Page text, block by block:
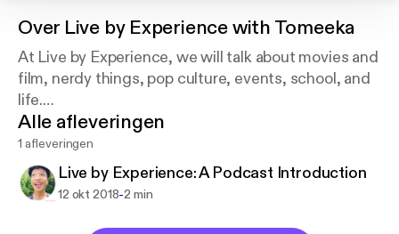
Over Live by Experience with Tomeeka
At Live by Experience, we will talk about movies and
film, nerdy things, pop culture, events, school, and
life.
This is a place for me to get my experiences out
there and hopefully here about your own
experiences as well!
Alle afleveringen
1 afleveringen
Live by Experience: A Podcast Introduction
12 okt 2018-2 min